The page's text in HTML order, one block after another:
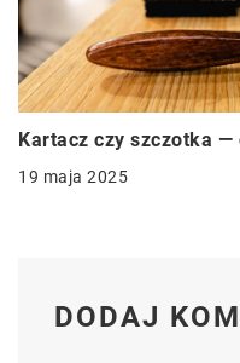
Kartacz czy szczotka
19 maja 2025
DODAJ